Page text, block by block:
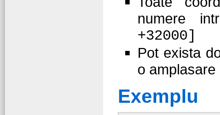
numere
+32000]
Pot exista
o
Exemplu